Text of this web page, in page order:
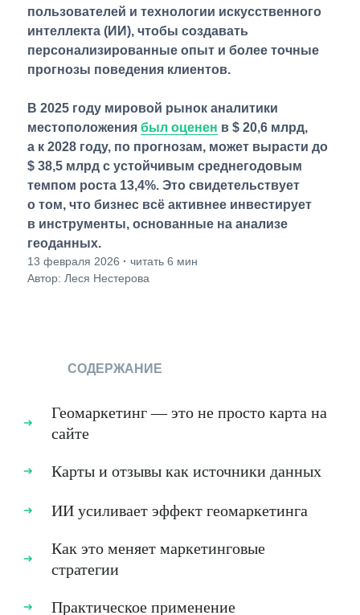
пользователей и технологии искусственного
интеллекта (ИИ), чтобы создавать
персонализированные опыт и более точные
прогнозы поведения клиентов.
В 2025 году мировой рынок аналитики
местоположения был оценен в $ 20,6 млрд,
а к 2028 году, по прогнозам, может вырасти до
$ 38,5 млрд с устойчивым среднегодовым
темпом роста 13,4%. Это свидетельствует
о том, что бизнес всё активнее инвестирует
в инструменты, основанные на анализе
геоданных.
13 февраля 2026 · читать 6 мин
Автор: Леся Нестерова
СОДЕРЖАНИЕ
Геомаркетинг — это не просто карта на
сайте
Карты и отзывы как источники данных
ИИ усиливает эффект геомаркетинга
Как это меняет маркетинговые
стратегии
Практическое применение